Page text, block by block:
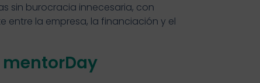
sin burocracia innecesaria, con
la empresa, la financiación y el
mentorDay